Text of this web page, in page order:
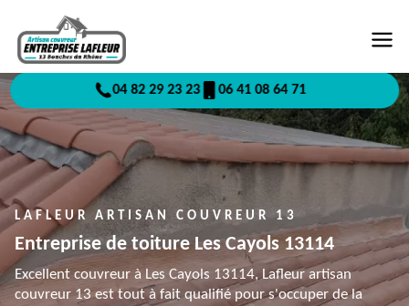
04 82 29 23 23 06 41 08 64 71
LAFLEUR ARTISAN COUVREUR 13
Entreprise de toiture Les Cayols 13114
Excellent couvreur à Les Cayols 13114, Lafleur artisan
couvreur 13 est tout à fait qualifié pour s'occuper de la